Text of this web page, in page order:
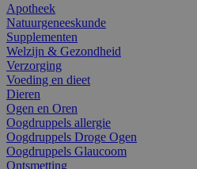
Apotheek
Natuurgeneeskunde
Supplementen
Welzijn & Gezondheid
Verzorging
Voeding en dieet
Dieren
Ogen en Oren
Oogdruppels allergie
Oogdruppels Droge Ogen
Oogdruppels Glaucoom
Ontsmetting